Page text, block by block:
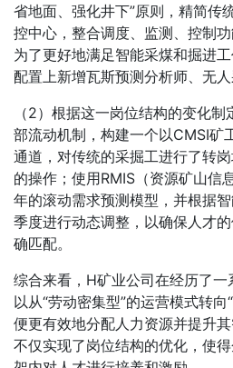
省地面、强化井下”原则，精简传
控中心，整合调度、监测、控制功
为了更好地满足智能采煤和掘进
配置上新增瓦斯预测分析师、无人
（2）根据这一岗位结构的变化
部流动机制，构建一个以CMSI矿
通道，对传统的采掘工进行了转
的操作；使用RMIS（资源矿山信
年的滚动需求预测模型，并根据
季度进行动态调整，以确保人才
确匹配。
综合来看，H矿业公司在经历了
以从“劳动密集型”的运营模式转
便更有效地分配人力资源并提升
不仅实现了岗位结构的优化，使